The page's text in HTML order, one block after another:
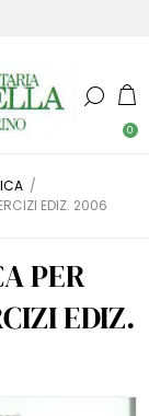
0
/
EDIZ. 2006
PER
EDIZ.